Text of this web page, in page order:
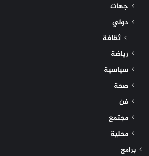
جهات
دولي
ثقافة
رياضة
سياسية
صحة
فن
مجتمع
محلية
برامج